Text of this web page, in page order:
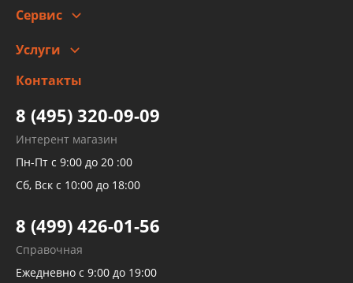
Сервис
Заправка кондиционера авто
Детейлинг
Услуги
высокого давления
Тормозных трубок
Рукавов гидроусилителей
Рукавов компрессоров и турбин
Трубок кондиционеров
Развертка пайка медных стальных
алюминиевых трубок и штуцеров
Контакты
8 (495) 320-09-09
Интерент магазин
Пн-Пт с 9:00 до 20 :00
Сб, Вск с 10:00 до 18:00
8 (499) 426-01-56
Справочная
Ежедневно с 9:00 до 19:00